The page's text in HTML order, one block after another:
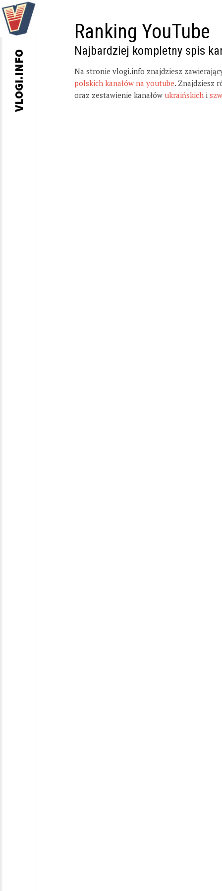
Ranking YouTube
Najbardziej kompletny spis
Na stronie vlogi.info znajdziesz
polskich kanałów na youtube. Znajdziesz
oraz zestawienie kanałów ukraińskich i
VLOGI.INFO